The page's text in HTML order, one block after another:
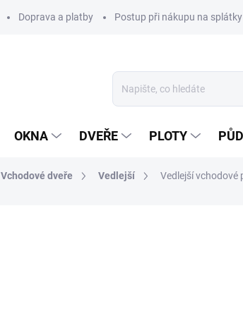
Doprava a platby Postup při nákupu na splátky
OKNA DVEŘE PLOTY
Vchodové dveře Vedlejší Vedlejší vchodové